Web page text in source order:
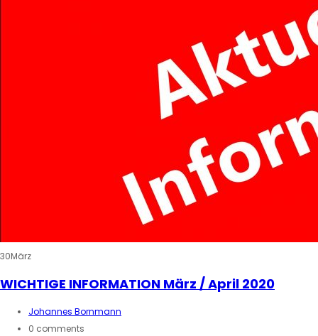
30März
WICHTIGE INFORMATION März / April 2020
Johannes Bornmann
0 comments